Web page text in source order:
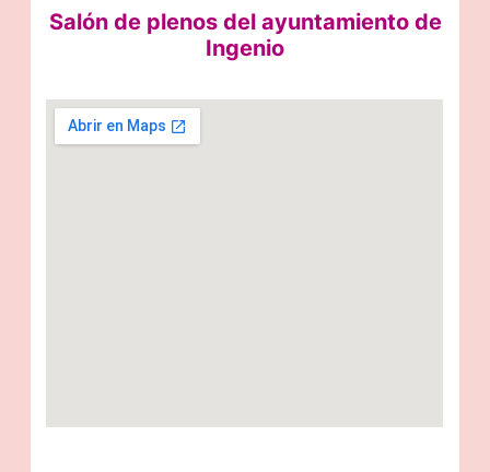
Salón de plenos del ayuntamiento de
Ingenio